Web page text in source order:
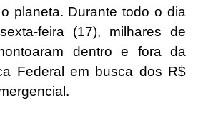
planeta. Durante todo o dia
feira (17), milhares de
dentro e fora da
Federal em busca dos R$